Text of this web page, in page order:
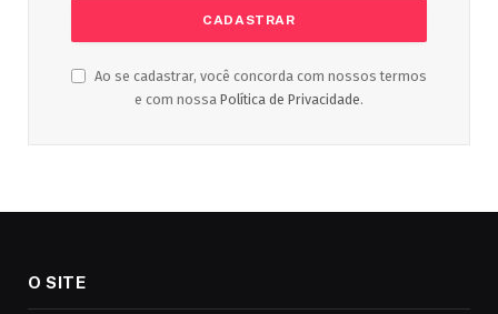
Ao se cadastrar, você concorda com nossos termos
e com nossa Política de Privacidade.
O SITE